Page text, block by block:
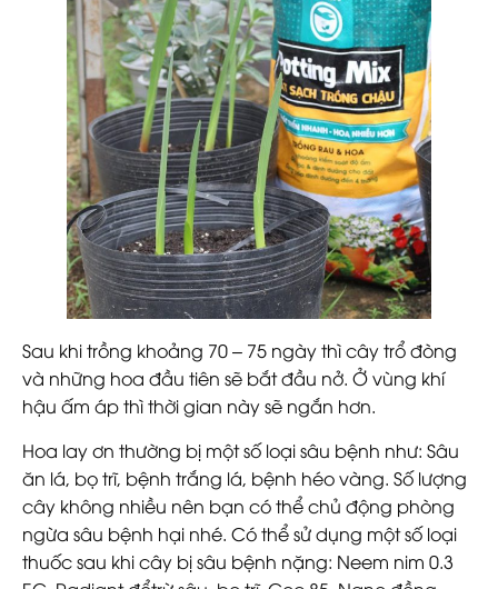
Sau khi trồng khoảng 70 – 75 ngày thì cây trổ đòng
và những hoa đầu tiên sẽ bắt đầu nở. Ở vùng khí
hậu ấm áp thì thời gian này sẽ ngắn hơn.
Hoa lay ơn thường bị một số loại sâu bệnh như: Sâu
ăn lá, bọ trĩ, bệnh trắng lá, bệnh héo vàng. Số lượng
cây không nhiều nên bạn có thể chủ động phòng
ngừa sâu bệnh hại nhé. Có thể sử dụng một số loại
thuốc sau khi cây bị sâu bệnh nặng: Neem nim 0.3